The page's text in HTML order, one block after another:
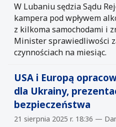
W Lubaniu sędzia Sądu
kampera pod wpływem
z kilkoma samochodami i
Minister sprawiedliwości
czynnościach na miesiąc.
USA i Europą
dla Ukrainy,
bezpieczeństwa
21 sierpnia 2025 r. 18:36 —